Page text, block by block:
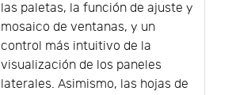
las paletas, la función de ajuste y
mosaico de ventanas, y un
control más intuitivo de la
visualización de los paneles
laterales. Asimismo, las hojas de